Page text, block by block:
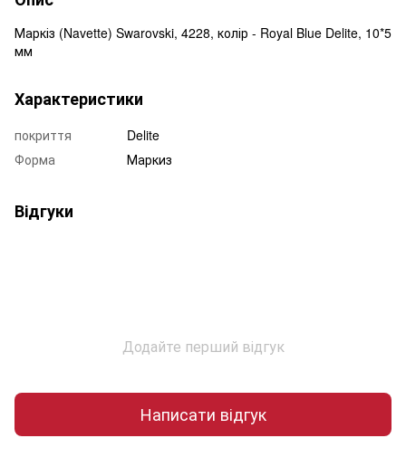
Маркіз (Navette) Swarovski, 4228, колір - Royal Blue Delite, 10*5
мм
Характеристики
покриття
Delite
Форма
Маркиз
Відгуки
Додайте перший відгук
Написати відгук